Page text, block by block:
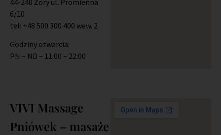
6/10
tel: +48 500 300 400 wew. 2
Godziny otwarcia:
PN – ND – 11:00 – 22:00
VIVI Massage
Pniówek – masaże